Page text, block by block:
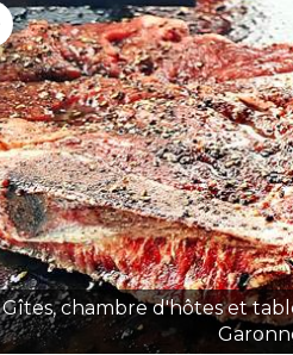
Gîtes, chambre d'hôtes et